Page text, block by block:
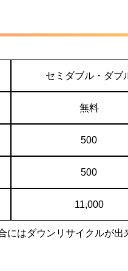
セミダブル・ダブ
無料
500
500
11,000
はダウンリサイクルが出